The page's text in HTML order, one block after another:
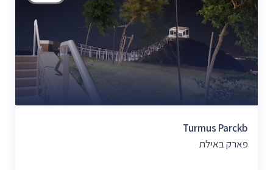
Turmus Parckb
פארק באילת